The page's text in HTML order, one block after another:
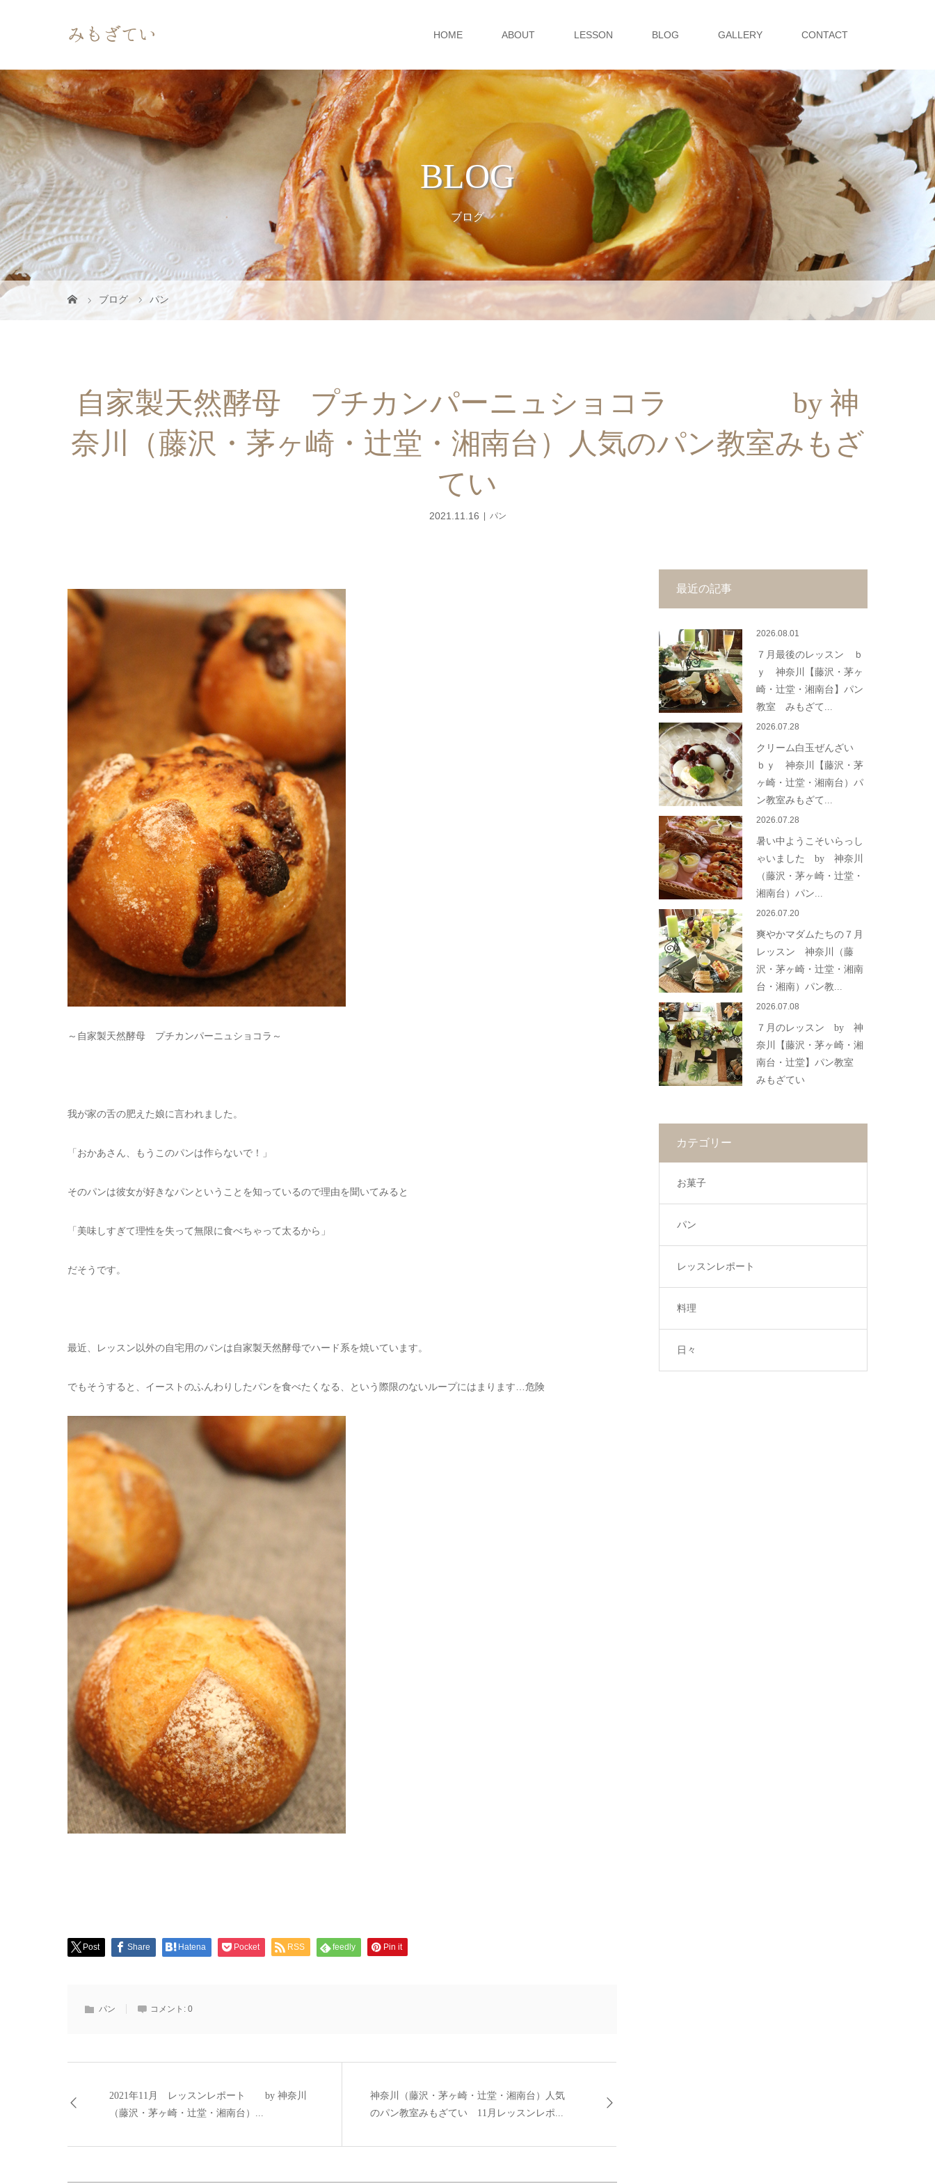
HOME ABOUT LESSON BLOG GALLERY CONTACT
BLOG
ブログ
ブログ パン
自家製天然酵母 プチカンパーニュショコラ by 神
奈川（藤沢・茅ヶ崎・辻堂・湘南台）人気のパン教室みもざ
てい
2021.11.16 パン
～自家製天然酵母 プチカンパーニュショコラ～
我が家の舌の肥えた娘に言われました。
「おかあさん、もうこのパンは作らないで！」
そのパンは彼女が好きなパンということを知っているので理由を聞いてみると
「美味しすぎて理性を失って無限に食べちゃって太るから」
だそうです。
最近、レッスン以外の自宅用のパンは自家製天然酵母でハード系を焼いています。
でもそうすると、イーストのふんわりしたパンを食べたくなる、という際限のないループにはまります…危険
Post Share Hatena Pocket RSS feedly Pin it
パン コメント: 0
2021年11月 レッスンレポート by 神奈川
（藤沢・茅ヶ崎・辻堂・湘南台）...
神奈川（藤沢・茅ヶ崎・辻堂・湘南台）人気
のパン教室みもざてい 11月レッスンレポ...
最近の記事
2026.08.01
７月最後のレッスン ｂ
ｙ 神奈川【藤沢・茅ヶ
崎・辻堂・湘南台】パン
教室 みもざて...
2026.07.28
クリーム白玉ぜんざい
ｂｙ 神奈川【藤沢・茅
ヶ崎・辻堂・湘南台）パ
ン教室みもざて...
2026.07.28
暑い中ようこそいらっし
ゃいました by 神奈川
（藤沢・茅ヶ崎・辻堂・
湘南台）パン...
2026.07.20
爽やかマダムたちの７月
レッスン 神奈川（藤
沢・茅ヶ崎・辻堂・湘南
台・湘南）パン教...
2026.07.08
７月のレッスン by 神
奈川【藤沢・茅ヶ崎・湘
南台・辻堂】パン教室
みもざてい
カテゴリー
お菓子
パン
レッスンレポート
料理
日々